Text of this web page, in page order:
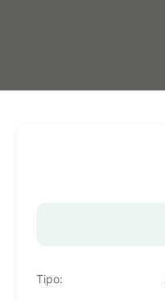
Tipo: